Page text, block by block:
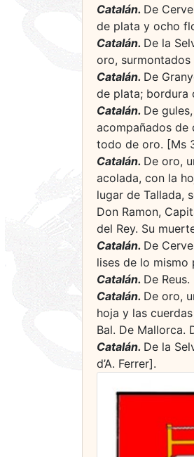
Catalán. De
de plata y ocho
Catalán. De la
oro,
Catalán. De
de plata; bordura
Catalán. De
acompañados de
todo de oro. [Ms
Catalán. De oro,
acolada, con la
lugar de Tallada,
Don Ramon,
del Rey. Su
Catalán. De
lises de lo mismo
Catalán. De
Catalán. De oro,
hoja y las
Bal. De Mallorca.
Catalán. De la
d’A. Ferrer].